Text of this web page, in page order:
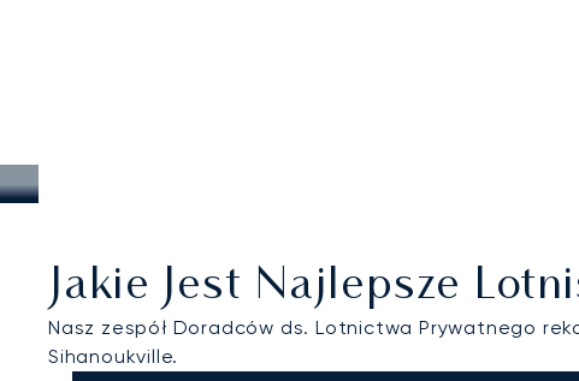
Jakie Jest Najlepsze
Nasz zespół Doradców ds. Lotnictwa Prywatnego
Sihanoukville.